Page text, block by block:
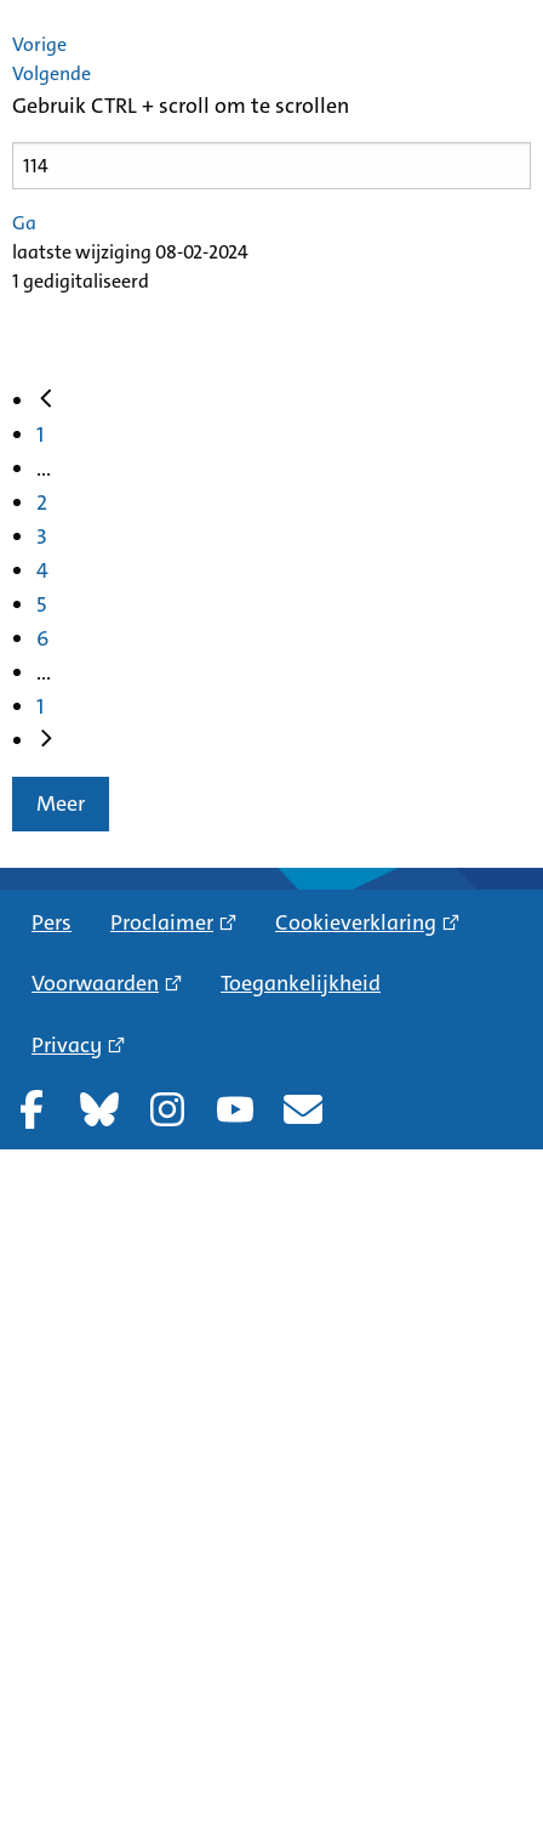
Vorige
Volgende
Gebruik CTRL + scroll om te scrollen
Ga
laatste wijziging 08-02-2024
1 gedigitaliseerd
1
...
2
3
4
5
6
...
1
Meer
Pers Proclaimer Cookieverklaring
Voorwaarden Toegankelijkheid
Privacy